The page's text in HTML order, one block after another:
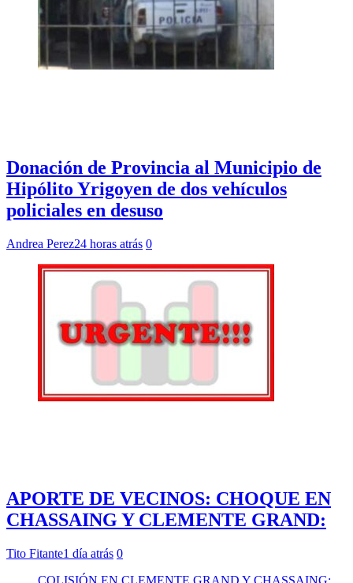
Donación de Provincia al Municipio de
Hipólito Yrigoyen de dos vehículos
policiales en desuso
Andrea Perez24 horas atrás 0
APORTE DE VECINOS: CHOQUE EN
CHASSAING Y CLEMENTE GRAND:
Tito Fitante1 día atrás 0
COLISIÓN EN CLEMENTE GRAND Y CHASSAING: